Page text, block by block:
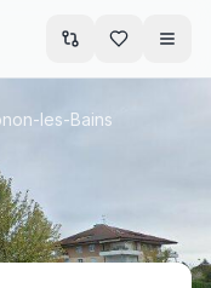
les-Bains